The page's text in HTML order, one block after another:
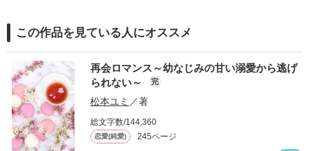
この作品を見ている人にオススメ
再会ロマンス～幼なじみの甘い溺愛から逃げ
られない～
完
松本ユミ ／著
総文字数/144,360
恋愛(純愛) 245ページ